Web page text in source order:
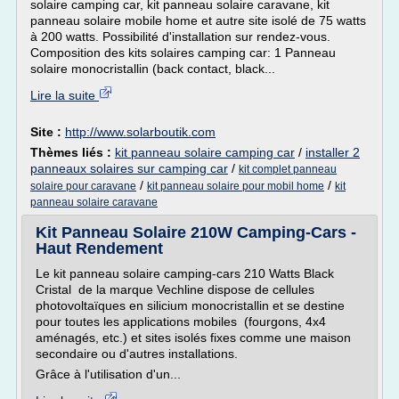
solaire camping car, kit panneau solaire caravane, kit
panneau solaire mobile home et autre site isolé de 75 watts
à 200 watts. Possibilité d'installation sur rendez-vous.
Composition des kits solaires camping car: 1 Panneau
solaire monocristallin (back contact, black...
Lire la suite
Site : http://www.solarboutik.com
Thèmes liés : kit panneau solaire camping car / installer 2
panneaux solaires sur camping car / kit complet panneau
solaire pour caravane / kit panneau solaire pour mobil home / kit
panneau solaire caravane
Kit Panneau Solaire 210W Camping-Cars -
Haut Rendement
Le kit panneau solaire camping-cars 210 Watts Black
Cristal de la marque Vechline dispose de cellules
photovoltaïques en silicium monocristallin et se destine
pour toutes les applications mobiles (fourgons, 4x4
aménagés, etc.) et sites isolés fixes comme une maison
secondaire ou d'autres installations.
Grâce à l'utilisation d'un...